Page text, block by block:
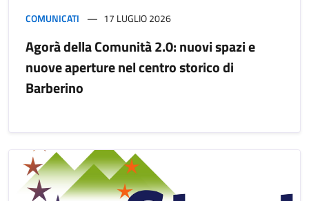
COMUNICATI 17 LUGLIO 2026
Agorà della Comunità 2.0: nuovi spazi e
nuove aperture nel centro storico di
Barberino